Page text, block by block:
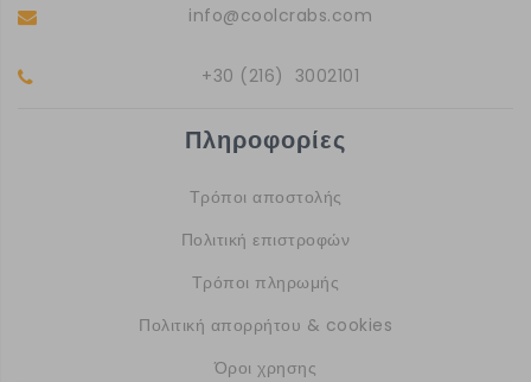
info@coolcrabs.com
+30 (216) 3002101
Πληροφορίες
Τρόποι αποστολής
Πολιτική επιστροφών
Τρόποι πληρωμής
Πολιτική απορρήτου & cookies
Όροι χρησης